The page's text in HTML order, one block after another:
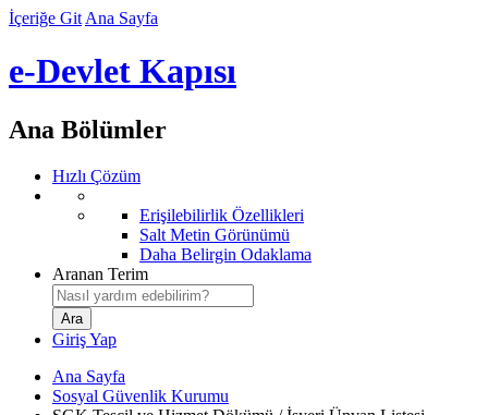
İçeriğe Git Ana Sayfa
e-Devlet Kapısı
Ana Bölümler
Hızlı Çözüm
Erişilebilirlik Özellikleri
Salt Metin Görünümü
Daha Belirgin Odaklama
Aranan Terim
Giriş Yap
Ana Sayfa
Sosyal Güvenlik Kurumu